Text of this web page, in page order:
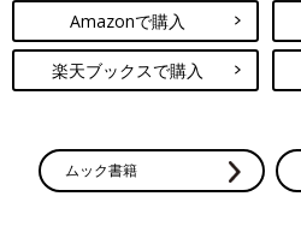
Amazonで購入
楽天ブックスで購入
ムック書籍